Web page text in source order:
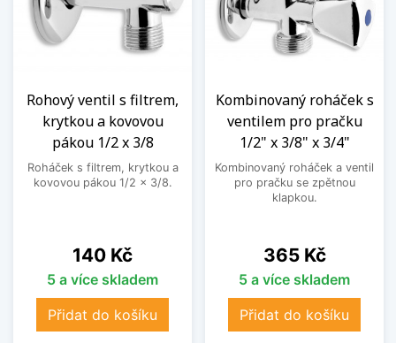
Rohový ventil s filtrem,
krytkou a kovovou
pákou 1/2 x 3/8
Roháček s filtrem, krytkou a
kovovou pákou 1/2 x 3/8.
Cena
140 Kč
5 a více skladem
Přidat do košíku
Kombinovaný roháček s
ventilem pro pračku
1/2" x 3/8" x 3/4"
Kombinovaný roháček a ventil
pro pračku se zpětnou
klapkou.
Cena
365 Kč
5 a více skladem
Přidat do košíku